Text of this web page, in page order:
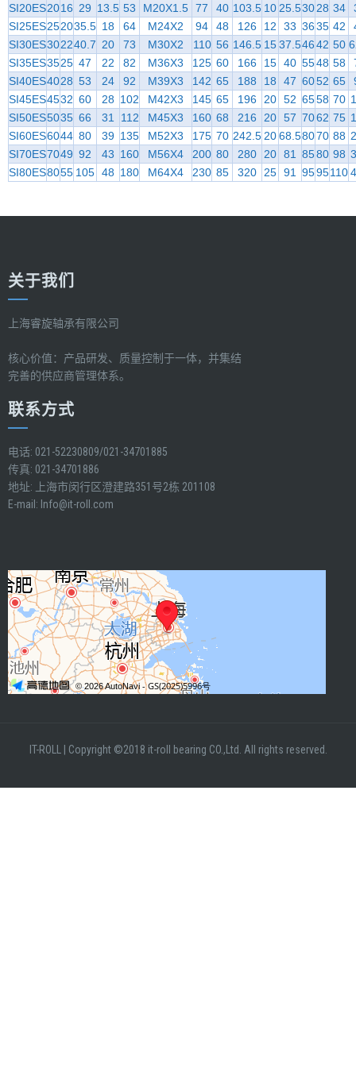
SI20ES2016 29 13.5 53 M20X1.5 77 40 103.5 1025.53028 34
SI25ES252035.5 18 64 M24X2 94 48 126 12 33 3635 42
SI30ES302240.7 20 73 M30X2 110 56 146.5 1537.54642 50
SI35ES3525 47 22 82 M36X3 125 60 166 15 40 5548 58
SI40ES4028 53 24 92 M39X3 142 65 188 18 47 6052 65
SI45ES4532 60 28 102 M42X3 145 65 196 20 52 6558 70
SI50ES5035 66 31 112 M45X3 160 68 216 20 57 7062 75
SI60ES6044 80 39 135 M52X3 175 70 242.52068.58070 88
SI70ES7049 92 43 160 M56X4 200 80 280 20 81 8580 98
SI80ES8055 105 48 180 M64X4 230 85 320 25 91 9595110
关于我们
上海睿旋轴承有限公司
核心价值：产品研发、质量控制于一体，并集结
完善的供应商管理体系。
联系方式
电话: 021-52230809/021-34701885
传真: 021-34701886
地址: 上海市闵行区澄建路351号2栋 201108
E-mail: Info@it-roll.com
IT-ROLL Copyright ©2018 it-roll bearing CO.,Ltd. All rights reserved.